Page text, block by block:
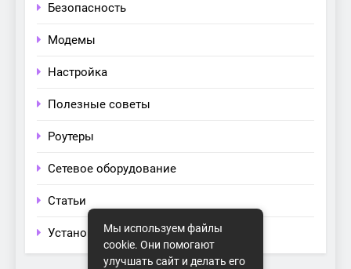
Безопасность
Модемы
Настройка
Полезные советы
Роутеры
Сетевое оборудование
Статьи
УстановкаМы используем файлы
cookie. Они помогают
улучшать сайт и делать его